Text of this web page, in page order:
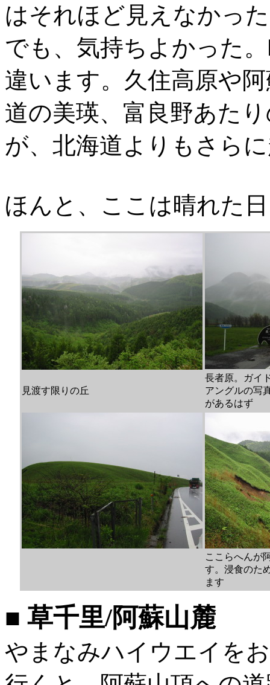
はそれほど見えなかっ
でも、気持ちよかった
違います。久住高原や
道の美瑛、富良野あた
が、北海道よりもさら
ほんと、ここは晴れた
見渡す限りの丘
長者原。ガイ
アングルの写
があるはず
ここらへんが
す。浸食のた
ます
■ 草千里/阿蘇山麓
やまなみハイウエイを